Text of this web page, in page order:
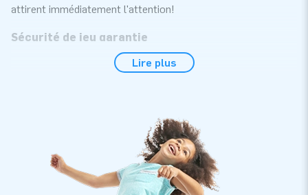
attirent immédiatement l'attention!
Sécurité de jeu garantie
JB offre des attractions aquatiques sécuritaires depuis des
15649:2009. C'est pourquoi vous recevrez avec chaque
attraction aquatique un certificat d'inspection reconnu, un
carnet de bord et un manuel clair. De plus, le parcours
orque 3D géant 12M est fourni avec le matériel d'ancrage,
une soufflerie et une rallonge de tube de 10M afin que la
Lire plus